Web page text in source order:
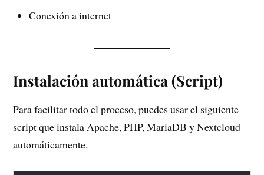
Conexión a internet
Instalación automática (Script)
Para facilitar todo el proceso, puedes usar el siguiente
script que instala Apache, PHP, MariaDB y Nextcloud
automáticamente.